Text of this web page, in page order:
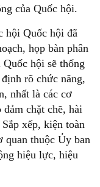
của Quốc hội.
hội Quốc hội đã
họp bàn phân
hội sẽ thống
rõ chức năng,
nhất là các cơ
chặt chẽ, hài
xếp, kiện toàn
quan thuộc Ủy ban
hiệu lực, hiệu